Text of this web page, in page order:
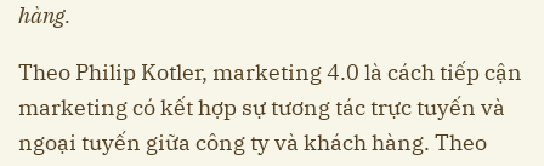
hàng.
Theo Philip Kotler, marketing 4.0 là cách tiếp cận
marketing có kết hợp sự tương tác trực tuyến và
ngoại tuyến giữa công ty và khách hàng. Theo